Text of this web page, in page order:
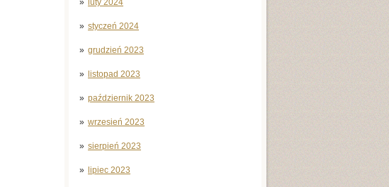
luty 2024
styczeń 2024
grudzień 2023
listopad 2023
październik 2023
wrzesień 2023
sierpień 2023
lipiec 2023